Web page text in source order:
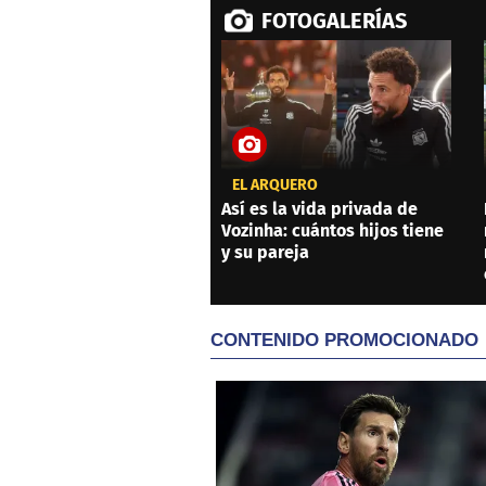
FOTOGALERÍAS
EL ARQUERO
Así es la vida privada de
Vozinha: cuántos hijos tiene
y su pareja